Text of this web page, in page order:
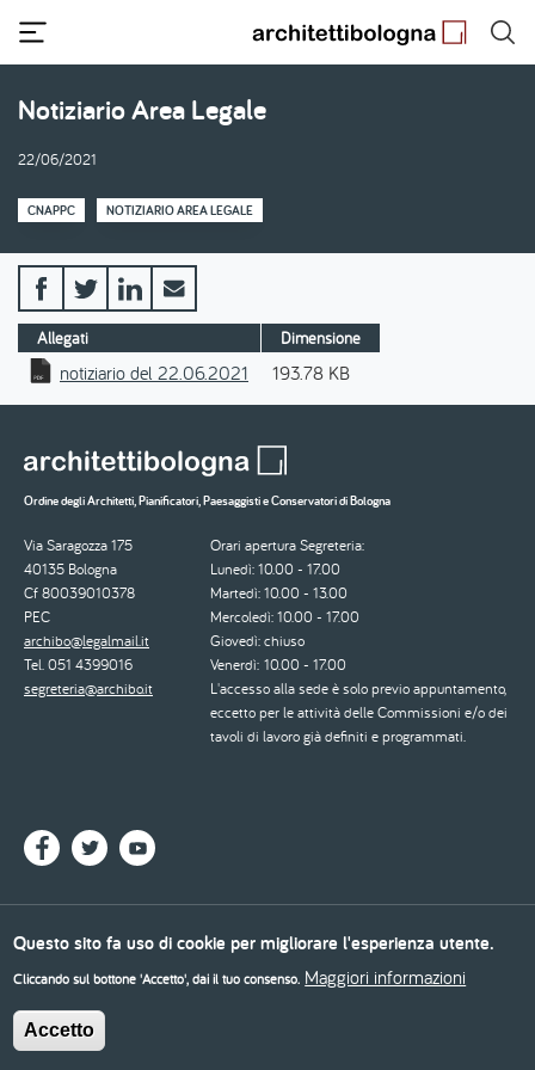
contenuto
principale
Notiziario Area Legale
22/06/2021
CNAPPC NOTIZIARIO AREA LEGALE
Allegati Dimensione
notiziario del 22.06.2021 193.78 KB
Ordine degli Architetti, Pianificatori, Paesaggisti e Conservatori di Bologna
Via Saragozza 175
40135 Bologna
Cf 80039010378
PEC
archibo@legalmail.it
Tel. 051 4399016
segreteria@archibo.it
Orari apertura Segreteria:
Lunedì: 10.00 - 17.00
Martedì: 10.00 - 13.00
Mercoledì: 10.00 - 17.00
Giovedì: chiuso
Venerdì: 10.00 - 17.00
L'accesso alla sede è solo previo appuntamento,
eccetto per le attività delle Commissioni e/o dei
tavoli di lavoro già definiti e programmati.
© 2026 - Ordine degli Architetti, Pianificatori, Paesaggisti e Conservatori di Bologna
Piè
di
pagina
Cookie policy
Questo sito fa uso di cookie per migliorare l'esperienza utente.
Cliccando sul bottone 'Accetto', dai il tuo consenso. Maggiori informazioni
Accetto